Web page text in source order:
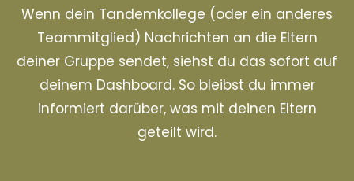
Wenn dein Tandemkollege (oder ein anderes
Teammitglied) Nachrichten an die Eltern
deiner Gruppe sendet, siehst du das sofort auf
deinem Dashboard. So bleibst du immer
informiert darüber, was mit deinen Eltern
geteilt wird.